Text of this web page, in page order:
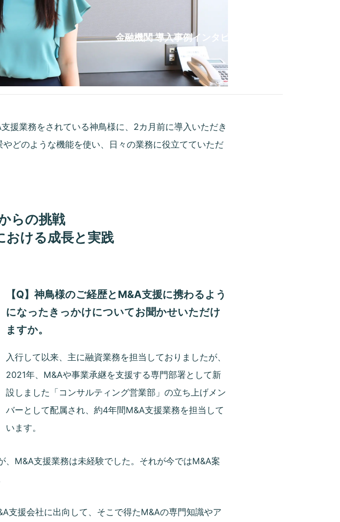
金融機関 導入事例インタビュー
援業務をされている神鳥様に、2カ月前に導入いただき
どのような機能を使い、日々の業務に役立てていただ
らの挑戦
おける成長と実践
【Q】神鳥様のご経歴とM&A支援に携わるよう
になったきっかけについてお聞かせいただけ
ますか。
入行して以来、主に融資業務を担当しておりましたが、
2021年、M&Aや事業承継を支援する専門部署として新
設しました「コンサルティング営業部」の立ち上げメン
バーとして配属され、約4年間M&A支援業務を担当して
います。
M&A支援業務は未経験でした。それが今ではM&A案
支援会社に出向して、そこで得たM&Aの専門知識やア